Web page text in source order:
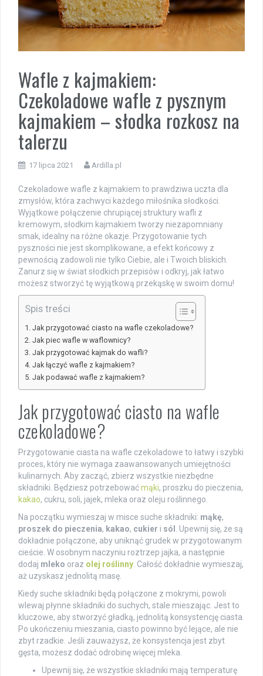
Wafle z kajmakiem:
Czekoladowe wafle z pysznym
kajmakiem – słodka rozkosz na
talerzu
17 lipca 2021 Ardilla.pl
Czekoladowe wafle z kajmakiem to prawdziwa uczta dla
zmysłów, która zachwyci każdego miłośnika słodkości.
Wyjątkowe połączenie chrupiącej struktury wafli z
kremowym, słodkim kajmakiem tworzy niezapomniany
smak, idealny na różne okazje. Przygotowanie tych
pyszności nie jest skomplikowane, a efekt końcowy z
pewnością zadowoli nie tylko Ciebie, ale i Twoich bliskich.
Zanurz się w świat słodkich przepisów i odkryj, jak łatwo
możesz stworzyć tę wyjątkową przekąskę w swoim domu!
Spis treści
Jak przygotować ciasto na wafle czekoladowe?
Jak piec wafle w waflownicy?
Jak przygotować kajmak do wafli?
Jak łączyć wafle z kajmakiem?
Jak podawać wafle z kajmakiem?
Jak przygotować ciasto na wafle
czekoladowe?
Przygotowanie ciasta na wafle czekoladowe to łatwy i szybki
proces, który nie wymaga zaawansowanych umiejętności
kulinarnych. Aby zacząć, zbierz wszystkie niezbędne
składniki. Będziesz potrzebowaćmąki, proszku do pieczenia,
kakao, cukru, soli, jajek, mleka oraz oleju roślinnego.
Na początku wymieszaj w misce suche składniki: mąkę,
proszek do pieczenia, kakao, cukier i sól
. Upewnij się, że są
dokładnie połączone, aby uniknąć grudek w przygotowanym
cieście. W osobnym naczyniu roztrzep jajka, a następnie
dodaj mleko oraz olej roślinny . Całość dokładnie wymieszaj,
aż uzyskasz jednolitą masę.
Kiedy suche składniki będą połączone z mokrymi, powoli
wlewaj płynne składniki do suchych, stale mieszając. Jest to
kluczowe, aby stworzyć gładką, jednolitą konsystencję ciasta.
Po ukończeniu mieszania, ciasto powinno być lejące, ale nie
zbyt rzadkie. Jeśli zauważysz, że konsystencja jest zbyt
gęsta, możesz dodać odrobinę więcej mleka.
Upewnij się, że wszystkie składniki mają temperaturę